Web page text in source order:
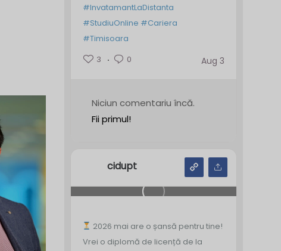
#InvatamantLaDistanta
#StudiuOnline #Cariera
#Timisoara
3
0 Aug 3
Niciun comentariu încă.
Fii primul!
cidupt
2026 mai are o șansă pentru tine!
Vrei o diplomă de licență de la